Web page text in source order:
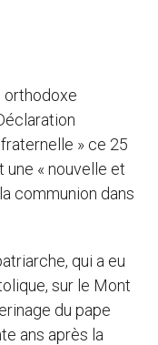
orthodoxe
» ce 25
une « nouvelle et
communion dans
qui a eu
sur le Mont
du pape
ans après la